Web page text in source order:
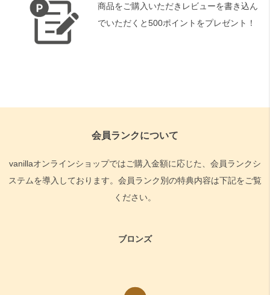
商品をご購入いただきレビューを書き込ん
でいただくと500ポイントをプレゼント！
会員ランクについて
vanillaオンラインショップではご購入金額に応じた、会員ランクシ
ステムを導入しております。会員ランク別の特典内容は下記をご覧
ください。
ブロンズ